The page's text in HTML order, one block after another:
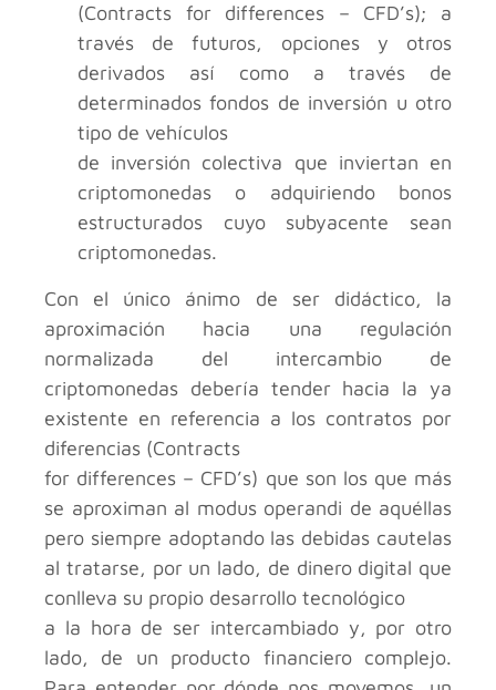
(Contracts for differences – CFD’s); a
través de futuros, opciones y otros
derivados así como a través de
determinados fondos de inversión u otro
tipo de vehículos
de inversión colectiva que inviertan en
criptomonedas o adquiriendo bonos
estructurados cuyo subyacente sean
criptomonedas.
Con el único ánimo de ser didáctico, la
aproximación hacia una regulación
normalizada del intercambio de
criptomonedas debería tender hacia la ya
existente en referencia a los contratos por
diferencias (Contracts
for differences – CFD’s) que son los que más
se aproximan al modus operandi de aquéllas
pero siempre adoptando las debidas cautelas
al tratarse, por un lado, de dinero digital que
conlleva su propio desarrollo tecnológico
a la hora de ser intercambiado y, por otro
lado, de un producto financiero complejo.